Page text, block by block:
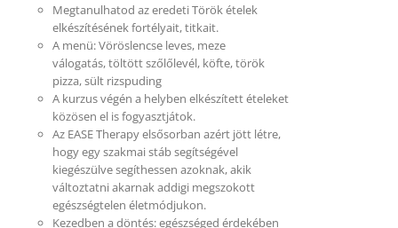
Megtanulhatod az eredeti Török ételek
elkészítésének fortélyait, titkait.
A menü: Vöröslencse leves, meze
válogatás, töltött szőlőlevél, köfte, török
pizza, sült rizspuding
A kurzus végén a helyben elkészített ételeket
közösen el is fogyasztjátok.
Az EASE Therapy elsősorban azért jött létre,
hogy egy szakmai stáb segítségével
kiegészülve segíthessen azoknak, akik
változtatni akarnak addigi megszokott
egészségtelen életmódjukon.
Kezedben a döntés: egészséged érdekében